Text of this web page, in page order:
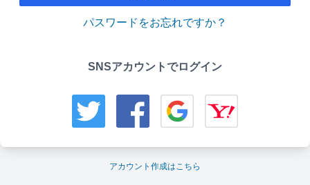
パスワードをお忘れですか？
SNSアカウントでログイン
アカウント作成はこちら